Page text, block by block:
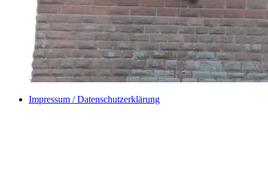
Impressum / Datenschutzerklärung